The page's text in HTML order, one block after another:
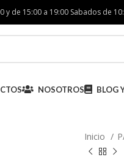
y de 15:00 a 19:00 Sabados de
NOSOTROS BLOG
Inicio